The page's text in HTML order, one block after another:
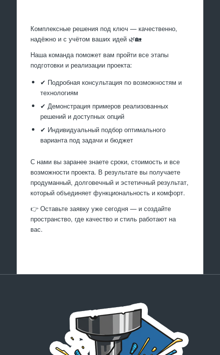
Комплексные решения под ключ — качественно,
надёжно и с учётом ваших идей 🌿🏡
Наша команда поможет вам пройти все этапы
подготовки и реализации проекта:
✔ Подробная консультация по возможностям и
технологиям
✔ Демонстрация примеров реализованных
решений и доступных опций
✔ Индивидуальный подбор оптимального
варианта под задачи и бюджет
С нами вы заранее знаете сроки, стоимость и все
возможности проекта. В результате вы получаете
продуманный, долговечный и эстетичный результат,
который объединяет функциональность и комфорт.
👉 Оставьте заявку уже сегодня — и создайте
пространство, где качество и стиль работают на
вас.